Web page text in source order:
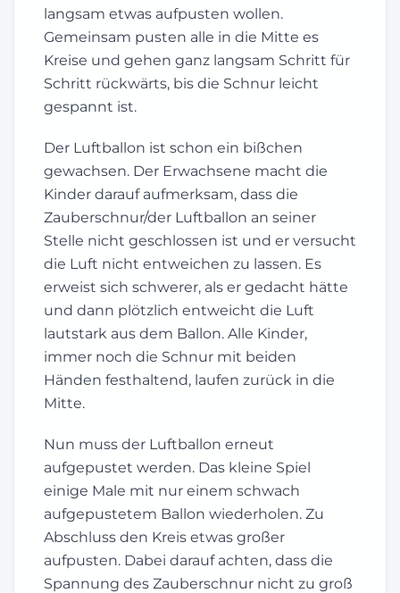
langsam etwas aufpusten wollen.
Gemeinsam pusten alle in die Mitte es
Kreise und gehen ganz langsam Schritt für
Schritt rückwärts, bis die Schnur leicht
gespannt ist.
Der Luftballon ist schon ein bißchen
gewachsen. Der Erwachsene macht die
Kinder darauf aufmerksam, dass die
Zauberschnur/der Luftballon an seiner
Stelle nicht geschlossen ist und er versucht
die Luft nicht entweichen zu lassen. Es
erweist sich schwerer, als er gedacht hätte
und dann plötzlich entweicht die Luft
lautstark aus dem Ballon. Alle Kinder,
immer noch die Schnur mit beiden
Händen festhaltend, laufen zurück in die
Mitte.
Nun muss der Luftballon erneut
aufgepustet werden. Das kleine Spiel
einige Male mit nur einem schwach
aufgepustetem Ballon wiederholen. Zu
Abschluss den Kreis etwas großer
aufpusten. Dabei darauf achten, dass die
Spannung des Zauberschnur nicht zu groß